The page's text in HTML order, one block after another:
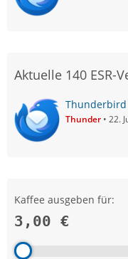
Aktuelle 140 ESR-
Thunderbird
Thunder 22.
Kaffee ausgeben für:
3,00 €